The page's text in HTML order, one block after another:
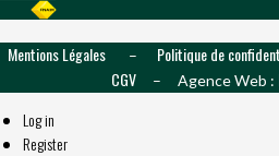
Mentions Légales– Politique de
CGV– Agence Web :
Log in
Register